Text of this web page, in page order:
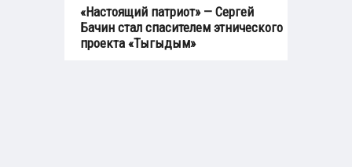
«Настоящий патриот» — Сергей
Бачин стал спасителем этнического
проекта «Тыгыдым»